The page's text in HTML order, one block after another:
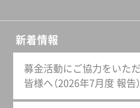
新着情報
募金活動にご協力をいた
皆様へ（2026年7月度 報告）